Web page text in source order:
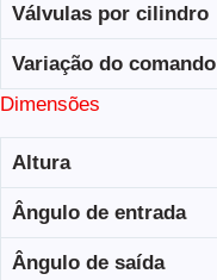
Válvulas por cilindro
Variação do comando
Dimensões
Altura
Ângulo de entrada
Ângulo de saída